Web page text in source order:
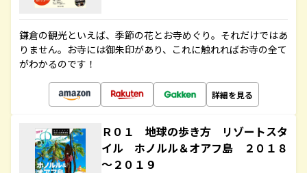
鎌倉の観光といえば、季節の花とお寺めぐり。それだけではあ
りません。お寺には御朱印があり、これに触れればお寺の全て
がわかるのです！
詳細を見る
Ｒ０１ 地球の歩き方 リゾートスタ
イル ホノルル＆オアフ島 ２０１８
～２０１９